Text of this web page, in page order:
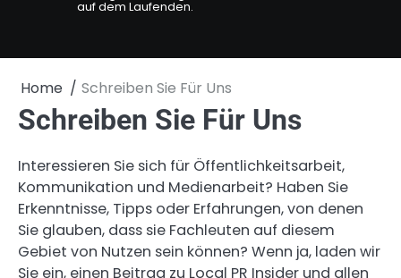
auf dem Laufenden.
Home Schreiben Sie Für Uns
Schreiben Sie Für Uns
Interessieren Sie sich für Öffentlichkeitsarbeit,
Kommunikation und Medienarbeit? Haben Sie
Erkenntnisse, Tipps oder Erfahrungen, von denen
Sie glauben, dass sie Fachleuten auf diesem
Gebiet von Nutzen sein können? Wenn ja, laden wir
Sie ein, einen Beitrag zu Local PR Insider und allen